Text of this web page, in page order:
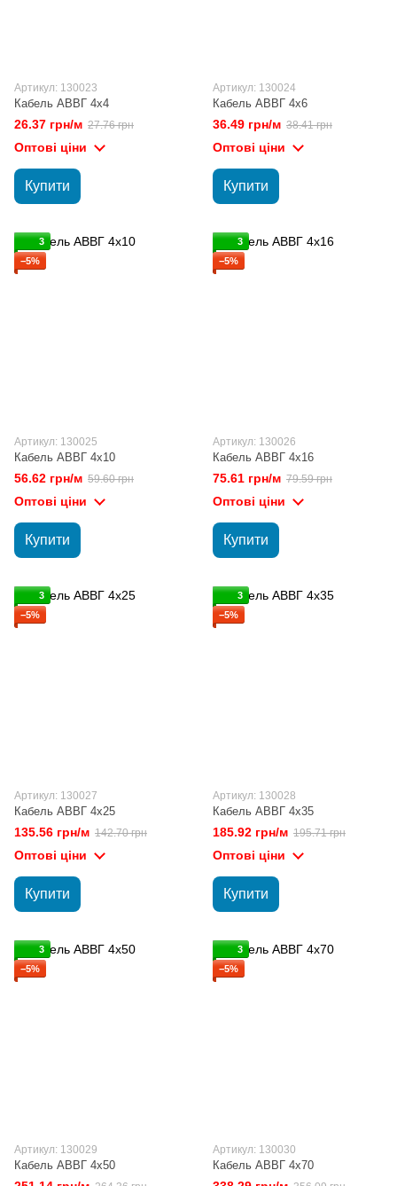
Артикул: 130023
Кабель АВВГ 4х4
26.37 грн/м 27.76 грн
Оптові ціни
Купити
Артикул: 130024
Кабель АВВГ 4х6
36.49 грн/м 38.41 грн
Оптові ціни
Купити
3
−5%
Артикул: 130025
Кабель АВВГ 4х10
56.62 грн/м 59.60 грн
Оптові ціни
Купити
3
−5%
Артикул: 130026
Кабель АВВГ 4х16
75.61 грн/м 79.59 грн
Оптові ціни
Купити
3
−5%
Артикул: 130027
Кабель АВВГ 4х25
135.56 грн/м 142.70 грн
Оптові ціни
Купити
3
−5%
Артикул: 130028
Кабель АВВГ 4х35
185.92 грн/м 195.71 грн
Оптові ціни
Купити
3
−5%
Артикул: 130029
Кабель АВВГ 4х50
3
−5%
Артикул: 130030
Кабель АВВГ 4х70